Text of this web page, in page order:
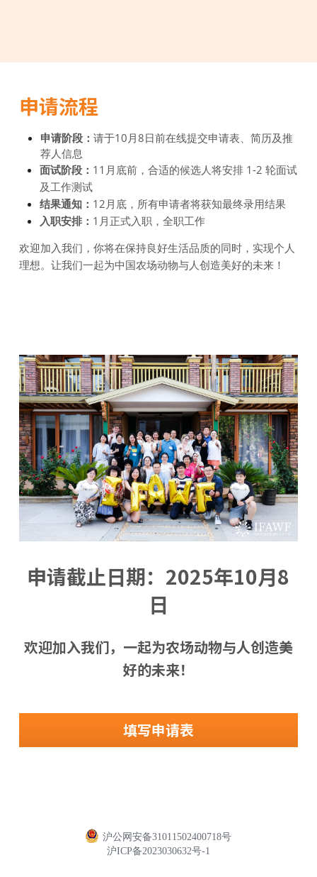
申请流程
申请阶段： 请于10月8日前在线提交申请表、简历及推
荐人信息
面试阶段： 11月底前，合适的候选人将安排 1-2 轮面试
及工作测试
结果通知： 12月底，所有申请者将获知最终录用结果
入职安排： 1月正式入职，全职工作
欢迎加入我们，你将在保持良好生活品质的同时，实现个人
理想。让我们一起为中国农场动物与人创造美好的未来！
申请截止日期： 2025年10月8
日
欢迎加入我们，一起为农场动物与人创造美
好的未来！
填写申请表
沪公网安备31011502400718号
沪ICP备2023030632号-1